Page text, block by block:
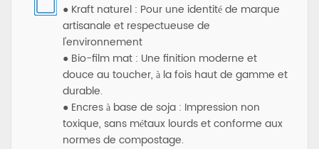
● Kraft naturel : Pour une identité de marque
artisanale et respectueuse de
l'environnement
● Bio-film mat : Une finition moderne et
douce au toucher, à la fois haut de gamme et
durable.
● Encres à base de soja : Impression non
toxique, sans métaux lourds et conforme aux
normes de compostage.